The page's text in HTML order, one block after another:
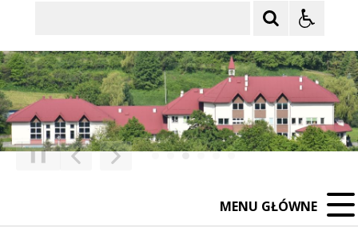
Poprzedni Element
Następny Element
❚❚
MENU GŁÓWNE